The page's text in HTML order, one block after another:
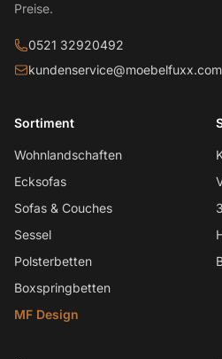
Preise.
0521 32920492
kundenservice@moebelfuxx.com
Sortiment
Wohnlandschaften
Ecksofas
Sofas & Couches
Sessel
Polsterbetten
Boxspringbetten
MF Design